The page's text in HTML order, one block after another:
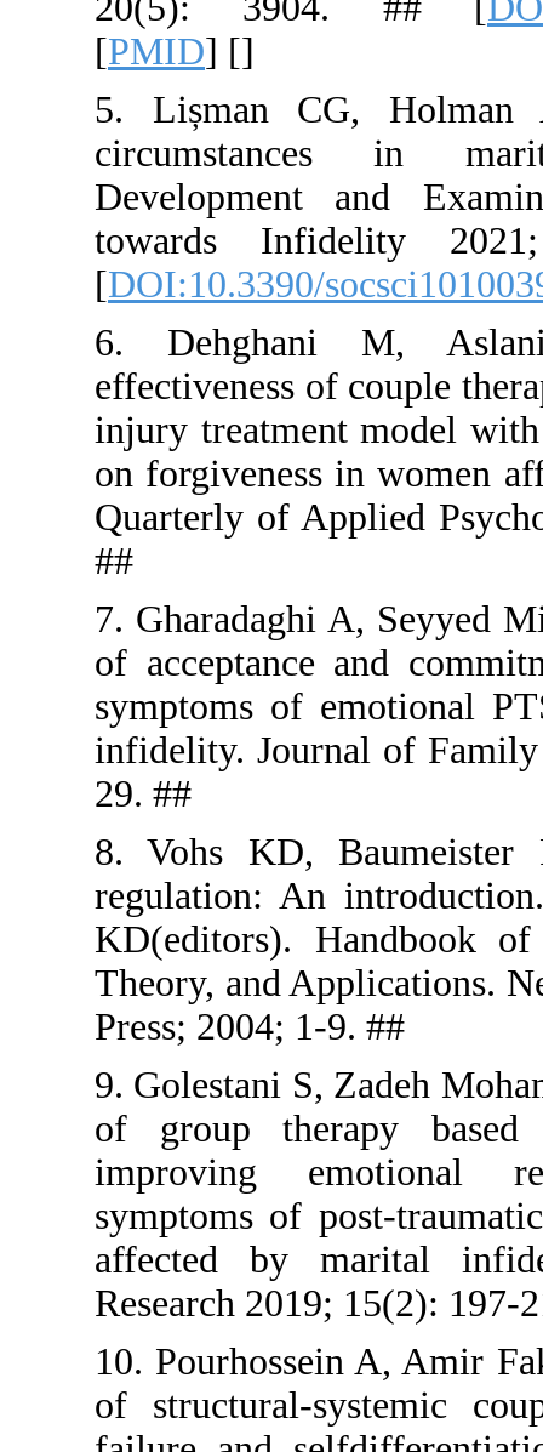
5.
towards
[
6.
injury
on
Quarterly
7.
of
symptoms
infidelity.
8. Vohs
Theory,
Press;
9.
of group
symptoms
affected
Research
10.
of